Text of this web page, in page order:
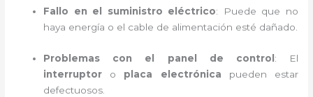
Fallo en el suministro eléctrico: Puede que no
haya energía o el cable de alimentación esté dañado.
Problemas con el panel de control : El
interruptor o placa electrónica pueden estar
defectuosos.